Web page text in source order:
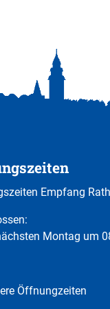
Empfang
um weitere
Montag um
Öffnungzeiten